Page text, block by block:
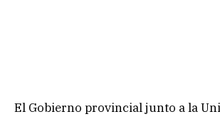
El Gobierno provincial junto a la